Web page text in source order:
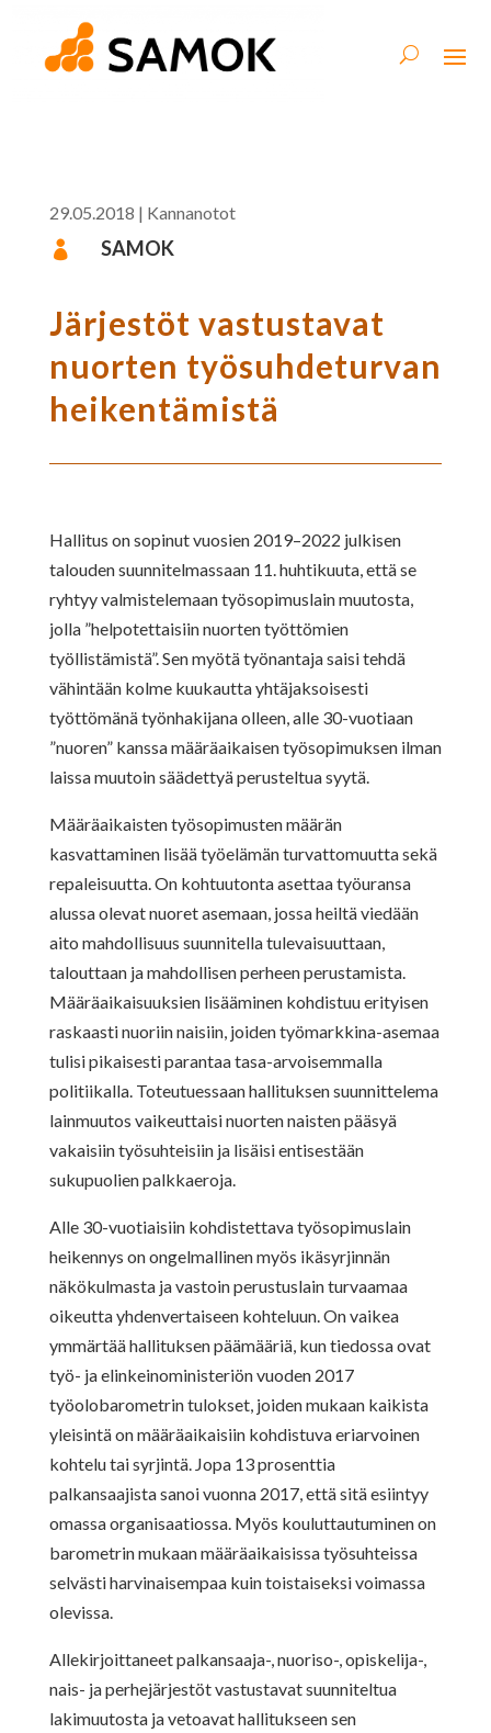
29.05.2018 | Kannanotot
 SAMOK
Järjestöt vastustavat
nuorten työsuhdeturvan
heikentämistä
Hallitus on sopinut vuosien 2019–2022 julkisen
talouden suunnitelmassaan 11. huhtikuuta, että se
ryhtyy valmistelemaan työsopimuslain muutosta,
jolla ”helpotettaisiin nuorten työttömien
työllistämistä”. Sen myötä työnantaja saisi tehdä
vähintään kolme kuukautta yhtäjaksoisesti
työttömänä työnhakijana olleen, alle 30-vuotiaan
”nuoren” kanssa määräaikaisen työsopimuksen ilman
laissa muutoin säädettyä perusteltua syytä.
Määräaikaisten työsopimusten määrän
kasvattaminen lisää työelämän turvattomuutta sekä
repaleisuutta. On kohtuutonta asettaa työuransa
alussa olevat nuoret asemaan, jossa heiltä viedään
aito mahdollisuus suunnitella tulevaisuuttaan,
talouttaan ja mahdollisen perheen perustamista.
Määräaikaisuuksien lisääminen kohdistuu erityisen
raskaasti nuoriin naisiin, joiden työmarkkina-asemaa
tulisi pikaisesti parantaa tasa-arvoisemmalla
politiikalla. Toteutuessaan hallituksen suunnittelema
lainmuutos vaikeuttaisi nuorten naisten pääsyä
vakaisiin työsuhteisiin ja lisäisi entisestään
sukupuolien palkkaeroja.
Alle 30-vuotiaisiin kohdistettava työsopimuslain
heikennys on ongelmallinen myös ikäsyrjinnän
näkökulmasta ja vastoin perustuslain turvaamaa
oikeutta yhdenvertaiseen kohteluun. On vaikea
ymmärtää hallituksen päämääriä, kun tiedossa ovat
työ- ja elinkeinoministeriön vuoden 2017
työolobarometrin tulokset, joiden mukaan kaikista
yleisintä on määräaikaisiin kohdistuva eriarvoinen
kohtelu tai syrjintä. Jopa 13 prosenttia
palkansaajista sanoi vuonna 2017, että sitä esiintyy
omassa organisaatiossa. Myös kouluttautuminen on
barometrin mukaan määräaikaisissa työsuhteissa
selvästi harvinaisempaa kuin toistaiseksi voimassa
olevissa.
Allekirjoittaneet palkansaaja-, nuoriso-, opiskelija-,
nais- ja perhejärjestöt vastustavat suunniteltua
lakimuutosta ja vetoavat hallitukseen sen